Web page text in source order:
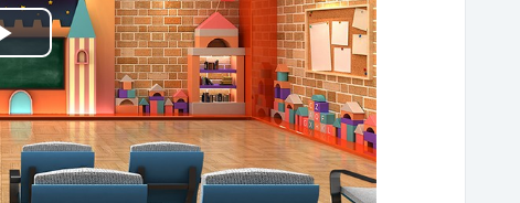
Play
Video